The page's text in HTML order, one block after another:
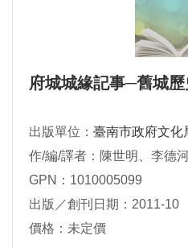
府城城緣記事─舊城
出版單位： 臺南市政府文化
作/編/譯者：陳世明、李德
GPN：1010005099
出版／創刊日期：2011-10
價格：未定價